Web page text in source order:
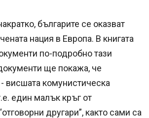
българите се оказват
нация в Европа. В книгата
по-подробно тази
ще покажа, че
висшата комунистическа
един малък кръг от
другари”, както сами са